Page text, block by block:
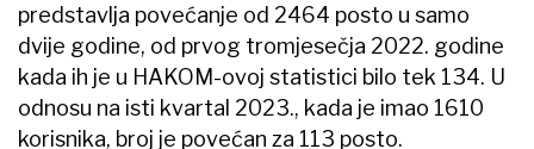
predstavlja povećanje od 2464 posto u samo
dvije godine, od prvog tromjesečja 2022. godine
kada ih je u HAKOM-ovoj statistici bilo tek 134. U
odnosu na isti kvartal 2023., kada je imao 1610
korisnika, broj je povećan za 113 posto.